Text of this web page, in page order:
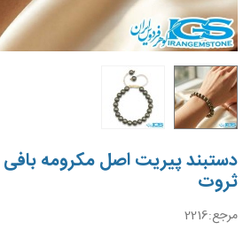
دستبند پیریت اصل مکرومه
ثروت
مرجع:2216